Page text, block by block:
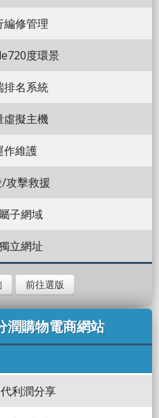
編修管理
度環景
排名系統
虛擬主機
作維護
攻擊救援
子網域
立網址
前往選版
潤購物電商網站
利潤分享